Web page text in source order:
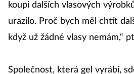
koupi dalších vlasových
urazilo. Proč bych měl chtít
když už žádné vlasy nemám,“
Společnost, která gel vyrábí,